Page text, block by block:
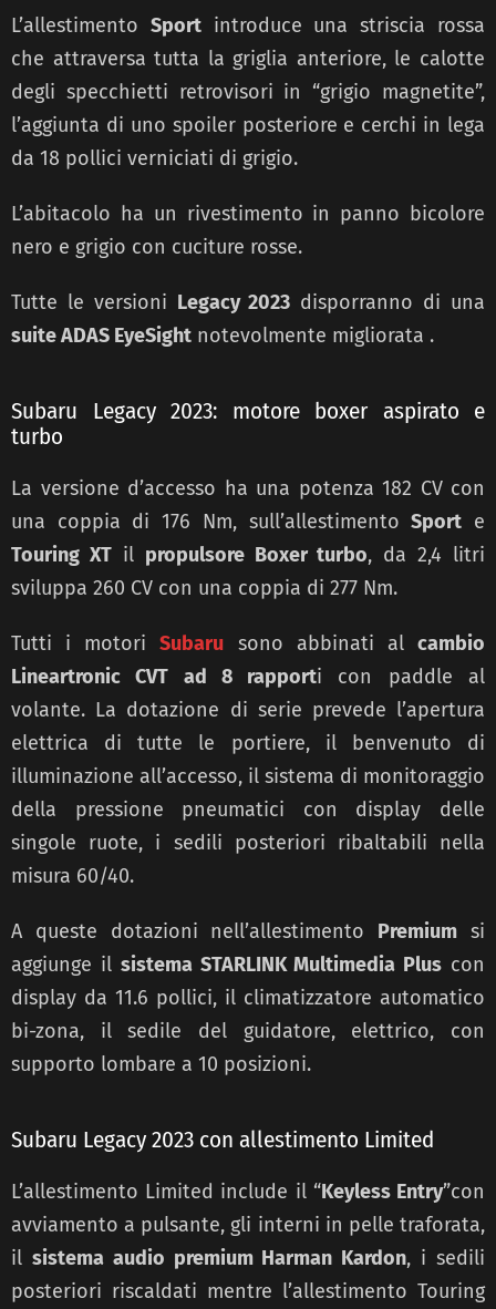
L’allestimento Sportintroduce una striscia rossa
che attraversa tutta la griglia anteriore, le calotte
degli specchietti retrovisori in “grigio magnetite”,
l’aggiunta di uno spoiler posteriore e cerchi in lega
da 18 pollici verniciati di grigio.
L’abitacolo ha un rivestimento in panno bicolore
nero e grigio con cuciture rosse.
Tutte le versioni Legacy 2023 disporranno di una
suite ADAS EyeSight notevolmente migliorata .
Subaru Legacy 2023: motore boxer aspirato e
turbo
La versione d’accesso ha una potenza 182 CV con
una coppia di 176 Nm, sull’allestimentoSport e
Touring XTil propulsore Boxer turbo, da 2,4 litri
sviluppa 260 CV con una coppia di 277 Nm.
Tutti i motoriSubaru sono abbinati alcambio
Lineartronic CVT ad 8 rapporti con paddle al
volante. La dotazione di serie prevede l’apertura
elettrica di tutte le portiere, il benvenuto di
illuminazione all’accesso, il sistema di monitoraggio
della pressione pneumatici con display delle
singole ruote, i sedili posteriori ribaltabili nella
misura 60/40.
A queste dotazioni nell’allestimento Premium si
aggiunge il sistema STARLINK Multimedia Plus con
display da 11.6 pollici, il climatizzatore automatico
bi-zona, il sedile del guidatore, elettrico, con
supporto lombare a 10 posizioni.
Subaru Legacy 2023 con allestimento Limited
L’allestimento Limited include il “Keyless Entry”con
avviamento a pulsante, gli interni in pelle traforata,
il sistema audio premium Harman Kardon, i sedili
posteriori riscaldati mentre l’allestimento Touring